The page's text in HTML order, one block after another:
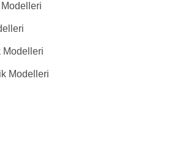
Modelleri
Modelleri
Modelleri